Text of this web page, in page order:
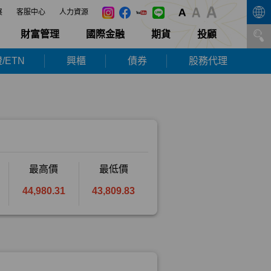
客服中心 人力資源
財富管理 國際金融 期貨 投顧
ETN 興櫃 債券 股務代理